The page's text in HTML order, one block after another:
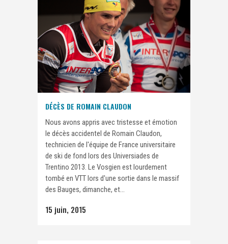
DÉCÈS DE ROMAIN CLAUDON
Nous avons appris avec tristesse et émotion
le décès accidentel de Romain Claudon,
technicien de l'équipe de France universitaire
de ski de fond lors des Universiades de
Trentino 2013. Le Vosgien est lourdement
tombé en VTT lors d'une sortie dans le massif
des Bauges, dimanche, et...
15 juin, 2015